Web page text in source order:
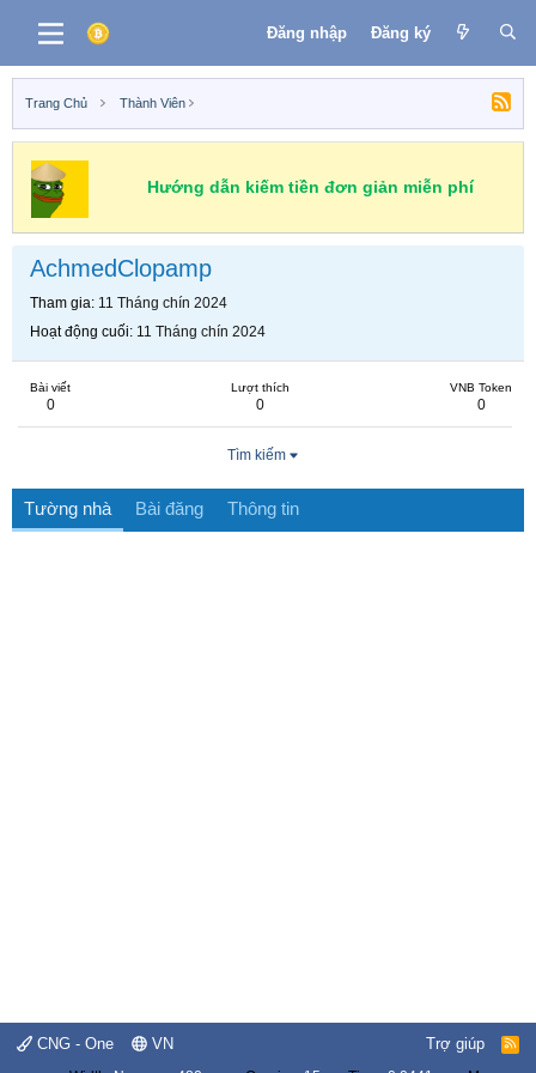
Đăng nhập Đăng ký
Trang Chủ Thành Viên
Hướng dẫn kiếm tiền đơn giản miễn phí
AchmedClopamp
Tham gia 11 Tháng chín 2024
Hoạt động cuối 11 Tháng chín 2024
Bài viết
0
Lượt thích
0
VNB Token
0
Tìm kiếm
Tường nhà Bài đăng Thông tin
CNG - One VN Trợ giúp
R